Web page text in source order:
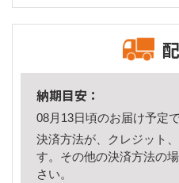
納期目安：
08月13日頃のお届け予定で
決済方法が、クレジット
す。その他の決済方法の
さい。